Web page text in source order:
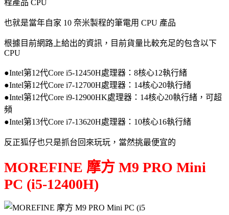
程產品 CPU
也就是當年自家 10 奈米製程的筆電用 CPU 產品
根據目前網路上給出的資訊，目前貨量比較充足的包含以下
CPU
●Intel第12代Core i5-12450H處理器：8核心12執行緒
●Intel第12代Core i7-12700H處理器：14核心20執行緒
●Intel第12代Core i9-12900HK處理器：14核心20執行緒，可超
頻
●Intel第13代Core i7-13620H處理器：10核心16執行緒
反正狐仔也只是抓台回來玩玩，當然挑最便宜的
MOREFINE 摩方 M9 PRO Mini
PC (i5-12400H)